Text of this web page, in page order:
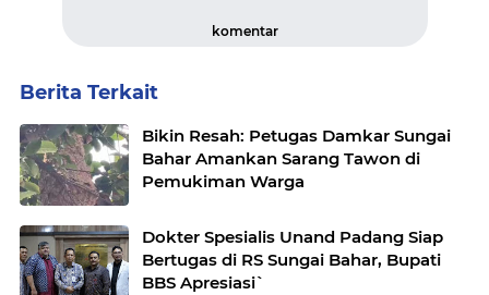
komentar
Berita Terkait
Bikin Resah: Petugas Damkar Sungai
Bahar Amankan Sarang Tawon di
Pemukiman Warga
Dokter Spesialis Unand Padang Siap
Bertugas di RS Sungai Bahar, Bupati
BBS Apresiasi`